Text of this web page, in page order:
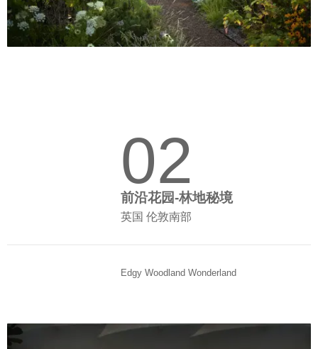
02
前沿花园-林地秘境
英国 伦敦南部
Edgy Woodland Wonderland